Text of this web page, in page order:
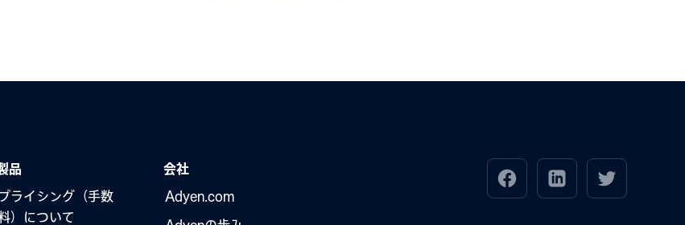
品
プライシング（手数
）について
会社
Adyen.com